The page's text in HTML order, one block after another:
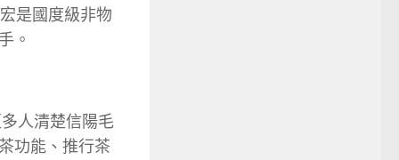
是國度級非物
。
人清楚信陽毛
功能、推行茶